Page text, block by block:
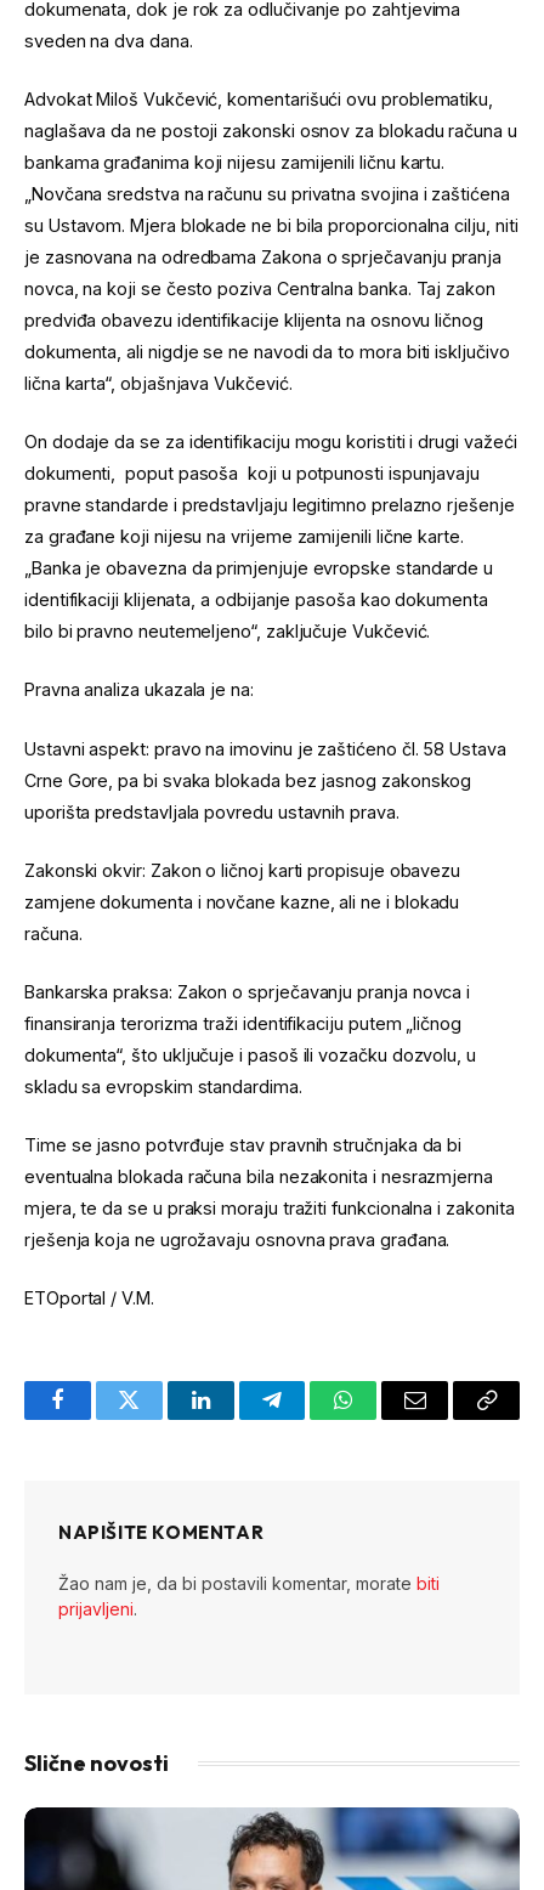
dokumenata, dok je rok za odlučivanje po zahtjevima
sveden na dva dana.
Advokat Miloš Vukčević, komentarišući ovu problematiku,
naglašava da ne postoji zakonski osnov za blokadu računa u
bankama građanima koji nijesu zamijenili ličnu kartu.
„Novčana sredstva na računu su privatna svojina i zaštićena
su Ustavom. Mjera blokade ne bi bila proporcionalna cilju, niti
je zasnovana na odredbama Zakona o sprječavanju pranja
novca, na koji se često poziva Centralna banka. Taj zakon
predviđa obavezu identifikacije klijenta na osnovu ličnog
dokumenta, ali nigdje se ne navodi da to mora biti isključivo
lična karta“, objašnjava Vukčević.
On dodaje da se za identifikaciju mogu koristiti i drugi važeći
dokumenti, poput pasoša koji u potpunosti ispunjavaju
pravne standarde i predstavljaju legitimno prelazno rješenje
za građane koji nijesu na vrijeme zamijenili lične karte.
„Banka je obavezna da primjenjuje evropske standarde u
identifikaciji klijenata, a odbijanje pasoša kao dokumenta
bilo bi pravno neutemeljeno“, zaključuje Vukčević.
Pravna analiza ukazala je na:
Ustavni aspekt: pravo na imovinu je zaštićeno čl. 58 Ustava
Crne Gore, pa bi svaka blokada bez jasnog zakonskog
uporišta predstavljala povredu ustavnih prava.
Zakonski okvir: Zakon o ličnoj karti propisuje obavezu
zamjene dokumenta i novčane kazne, ali ne i blokadu
računa.
Bankarska praksa: Zakon o sprječavanju pranja novca i
finansiranja terorizma traži identifikaciju putem „ličnog
dokumenta“, što uključuje i pasoš ili vozačku dozvolu, u
skladu sa evropskim standardima.
Time se jasno potvrđuje stav pravnih stručnjaka da bi
eventualna blokada računa bila nezakonita i nesrazmjerna
mjera, te da se u praksi moraju tražiti funkcionalna i zakonita
rješenja koja ne ugrožavaju osnovna prava građana.
ETOportal / V.M.
FacebookTwitter LinkedInTelegramWhatsAppEmail
Copy
NAPIŠITE KOMENTAR
Žao nam je, da bi postavili komentar, morate biti
prijavljeni.
Slične novosti